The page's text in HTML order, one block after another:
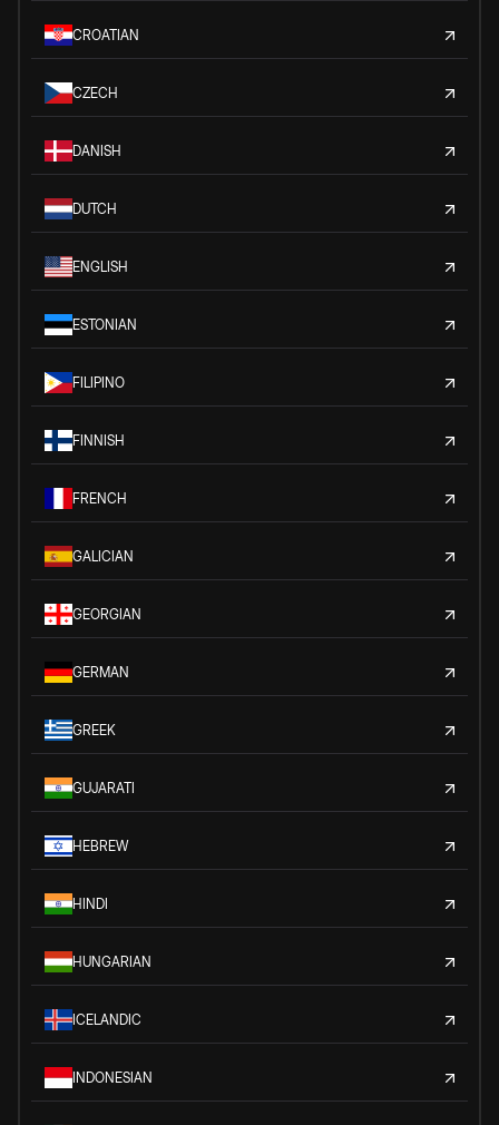
CROATIAN
CZECH
DANISH
DUTCH
ENGLISH
ESTONIAN
FILIPINO
FINNISH
FRENCH
GALICIAN
GEORGIAN
GERMAN
GREEK
GUJARATI
HEBREW
HINDI
HUNGARIAN
ICELANDIC
INDONESIAN